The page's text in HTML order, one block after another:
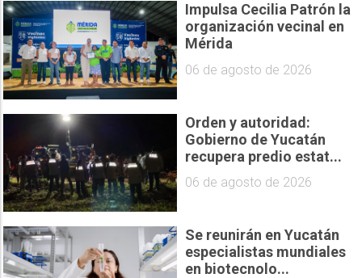
Impulsa Cecilia Patrón la
organización vecinal en
Mérida
06 de agosto de 2026
Orden y autoridad:
Gobierno de Yucatán
recupera predio estat...
06 de agosto de 2026
Se reunirán en Yucatán
especialistas mundiales
en biotecnolo...